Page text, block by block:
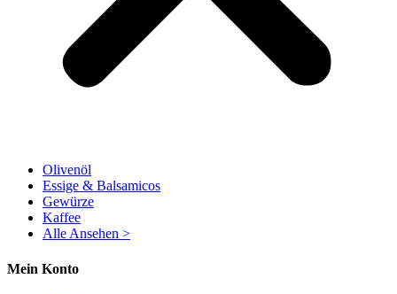
Olivenöl
Essige & Balsamicos
Gewürze
Kaffee
Alle Ansehen >
Mein Konto